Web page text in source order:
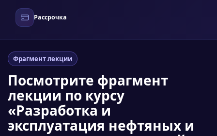
Рассрочка
Фрагмент лекции
Посмотрите фрагмент
лекции по курсу
«Разработка и
эксплуатация нефтяных и